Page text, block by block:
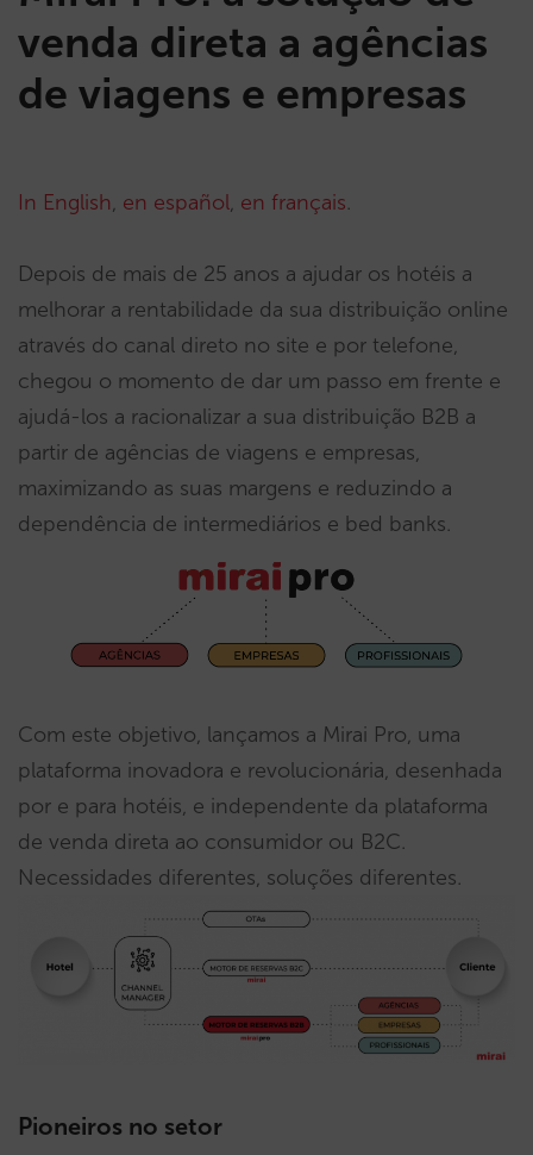
venda direta a agências
de viagens e empresas
In English, en español, en français.
Depois de mais de 25 anos a ajudar os hotéis a
melhorar a rentabilidade da sua distribuição online
através do canal direto no site e por telefone,
chegou o momento de dar um passo em frente e
ajudá-los a racionalizar a sua distribuição B2B a
partir de agências de viagens e empresas,
maximizando as suas margens e reduzindo a
dependência de intermediários e bed banks.
Com este objetivo, lançamos a Mirai Pro, uma
plataforma inovadora e revolucionária, desenhada
por e para hotéis, e independente da plataforma
de venda direta ao consumidor ou B2C.
Necessidades diferentes, soluções diferentes.
Pioneiros no setor